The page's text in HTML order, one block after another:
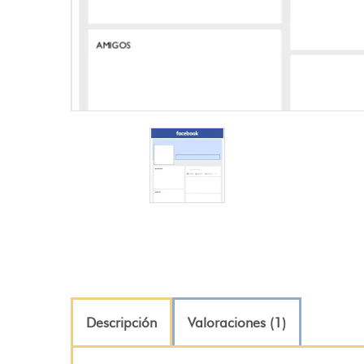
Descripción Valoraciones (1)